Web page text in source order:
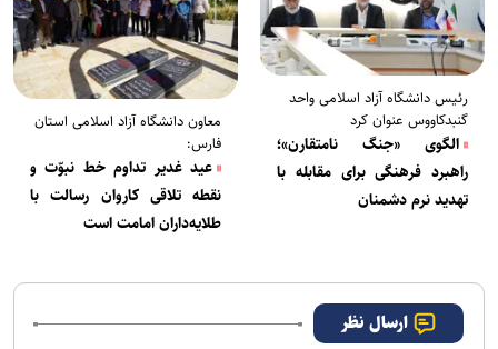
رئیس دانشگاه آزاد اسلامی واحد
گنبدکاووس عنوان کرد
الگوی «جنگ نامتقارن»؛
راهبرد فرهنگی برای مقابله با
تهدید نرم دشمنان
معاون دانشگاه آزاد اسلامی استان
فارس:
عید غدیر تداوم خط نبوّت و
نقطه تلاقی کاروان رسالت با
طلایه‌داران امامت است
ارسال نظر